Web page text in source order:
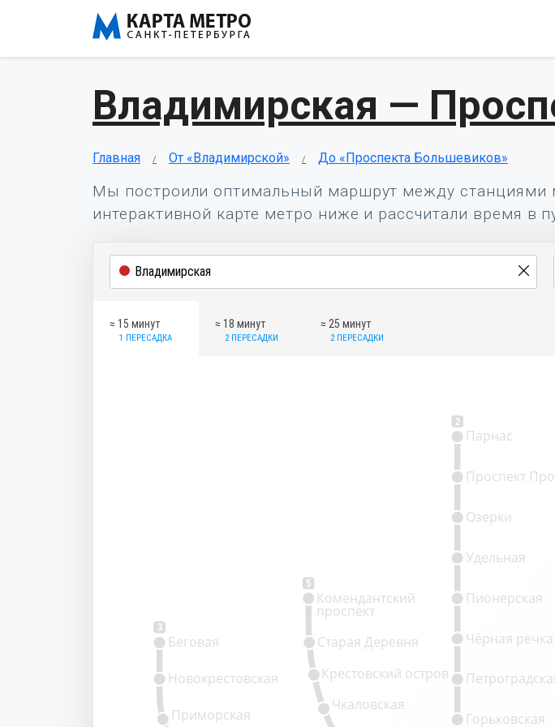
Владимирская —
Главная От «Владимирской» До «Проспекта Большевиков»
Мы построили оптимальный маршрут между станциями
интерактивной карте метро ниже и рассчитали время в
≈ 15 минут
1 ПЕРЕСАДКА
≈ 18 минут
2 ПЕРЕСАДКИ
≈ 25 минут
2 ПЕРЕСАДКИ
3
5
2
Приморская
Чкаловская
Крестовский остров
Старая Деревня
Комендантский
проспект
Горьковская
Чёрная речка
Пионерская
Удельная
Озерки
Проспект
Парнас
Новокрестовская
Беговая